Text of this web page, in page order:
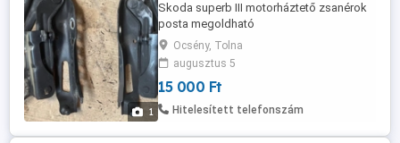
1
Skoda superb III motorháztető zsanérok
posta megoldható
Ocsény, Tolna
augusztus 5
15 000 Ft
Hitelesített telefonszám